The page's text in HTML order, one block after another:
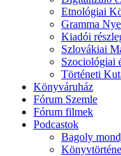
Etnológiai
Gramma
Kiadói
Szlovákiai
Szociológiai
Történeti
Könyváruház
Fórum Szemle
Fórum filmek
Podcastok
Bagoly